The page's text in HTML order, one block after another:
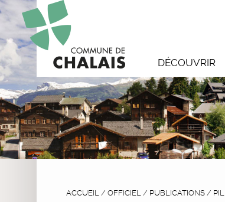
DÉCOUVRIR
ACCUEIL / OFFICIEL / PUBLICATIONS /